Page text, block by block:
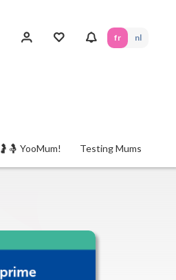
fr nl
🤰🤱 YooMum! Testing Mums